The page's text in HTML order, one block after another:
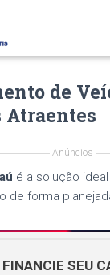
de
Atraentes
Anúncios
é a solução
de forma
FINANCIE SEU